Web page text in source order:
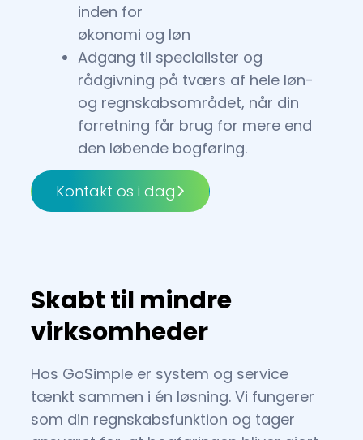
inden for
økonomi og løn
Adgang til specialister og
rådgivning på tværs af hele løn-
og regnskabsområdet, når din
forretning får brug for mere end
den løbende bogføring.
Kontakt os i dag
Skabt til mindre
virksomheder
Hos GoSimple er system og service
tænkt sammen i én løsning. Vi fungerer
som din regnskabsfunktion og tager